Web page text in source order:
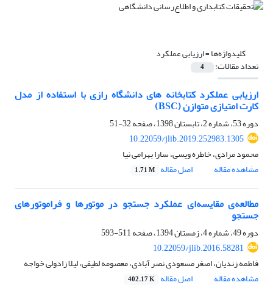
کلیدواژه‌ها =ارزیابی عملکرد
تعداد مقالات: 4
ارزیابی عملکرد کتابخانه های دانشگاه رازی با استفاده از مدل
کارت امتیازی متوازن (BSC)
دوره 53، شماره 2، تابستان 1398، صفحه
32-51
10.22059/jlib.2019.252983.1305
محمود مرادی، خاطره ویسی، سارا بهرامی نیا
مشاهده مقاله
اصل مقاله 1.71 M
مطالعه‌ی مقایسه‌ای عملکرد جستجو در موتورها و فراموتورهای
جستجو
دوره 49، شماره 4، زمستان 1394، صفحه
511-593
10.22059/jlib.2016.58281
فاطمه زندیان، اصغر مسعودی نصر آبادی، معصومه لطیفی، لیلا زادولی خواجه
مشاهده مقاله
اصل مقاله 402.17 K